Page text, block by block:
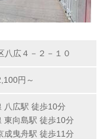
八広４－２－１０
円～
八広駅 徒歩10分
東向島駅 徒歩10分
成曳舟駅 徒歩11分